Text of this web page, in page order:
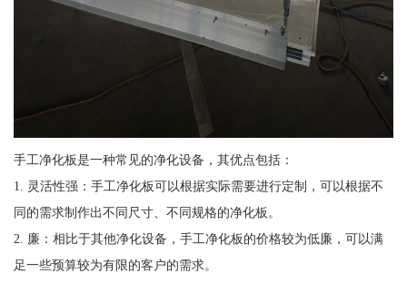
手工净化板是一种常见的净化设备，其优点包括：
1. 灵活性强：手工净化板可以根据实际需要进行定制，可以根据不
同的需求制作出不同尺寸、不同规格的净化板。
2. 廉：相比于其他净化设备，手工净化板的价格较为低廉，可以满
足一些预算较为有限的客户的需求。